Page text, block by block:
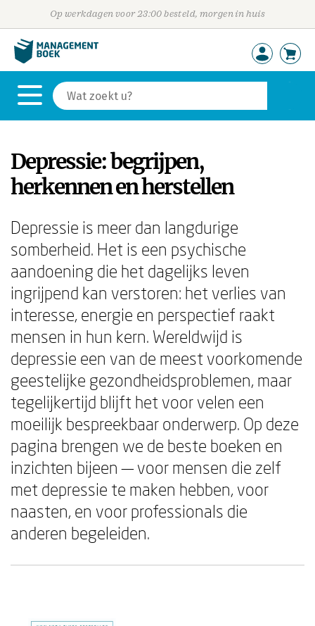
Op werkdagen voor 23:00 besteld, morgen in huis
Depressie: begrijpen,
herkennen en herstellen
Depressie is meer dan langdurige
somberheid. Het is een psychische
aandoening die het dagelijks leven
ingrijpend kan verstoren: het verlies van
interesse, energie en perspectief raakt
mensen in hun kern. Wereldwijd is
depressie een van de meest voorkomende
geestelijke gezondheidsproblemen, maar
tegelijkertijd blijft het voor velen een
moeilijk bespreekbaar onderwerp. Op deze
pagina brengen we de beste boeken en
inzichten bijeen — voor mensen die zelf
met depressie te maken hebben, voor
naasten, en voor professionals die
anderen begeleiden.